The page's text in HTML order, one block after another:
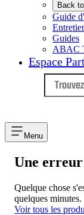
Back
Guide
Guides
ABAC
Espace
Menu
Une
Quelque chose
quelques minutes.
Voir tous les